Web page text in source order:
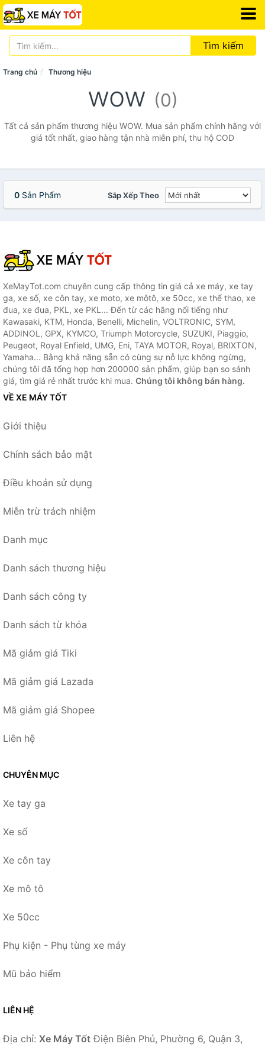
Tìm kiếm
Trang chủ Thương hiệu
wow (0)
Tất cả sản phẩm thương hiệu WOW. Mua sản phẩm chính hãng với
giá tốt nhất, giao hàng tận nhà miễn phí, thu hộ COD
0 Sản Phẩm Sắp Xếp Theo
XeMayTot.com chuyên cung cấp thông tin giá cả xe máy, xe tay
ga, xe số, xe côn tay, xe moto, xe môtô, xe 50cc, xe thể thao, xe
đua, xe đua, PKL, xe PKL... Đến từ các hãng nổi tiếng như
Kawasaki, KTM, Honda, Benelli, Michelin, VOLTRONIC, SYM,
ADDINOL, GPX, KYMCO, Triumph Motorcycle, SUZUKI, Piaggio,
Peugeot, Royal Enfield, UMG, Eni, TAYA MOTOR, Royal, BRIXTON,
Yamaha... Bằng khả năng sẵn có cùng sự nỗ lực không ngừng,
chúng tôi đã tổng hợp hơn 200000 sản phẩm, giúp bạn so sánh
giá, tìm giá rẻ nhất trước khi mua. Chúng tôi không bán hàng.
VỀ XE MÁY TỐT
Giới thiệu
Chính sách bảo mật
Điều khoản sử dụng
Miễn trừ trách nhiệm
Danh mục
Danh sách thương hiệu
Danh sách công ty
Danh sách từ khóa
Mã giảm giá Tiki
Mã giảm giá Lazada
Mã giảm giá Shopee
Liên hệ
CHUYÊN MỤC
Xe tay ga
Xe số
Xe côn tay
Xe mô tô
Xe 50cc
Phụ kiện - Phụ tùng xe máy
Mũ bảo hiểm
LIÊN HỆ
Địa chỉ: Xe Máy Tốt Điện Biên Phủ, Phường 6, Quận 3,